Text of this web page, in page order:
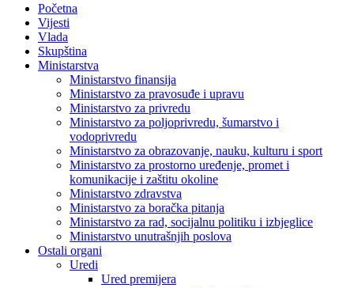
Početna
Vijesti
Vlada
Skupština
Ministarstva
Ministarstvo finansija
Ministarstvo za pravosuđe i upravu
Ministarstvo za privredu
Ministarstvo za poljoprivredu, šumarstvo i
vodoprivredu
Ministarstvo za obrazovanje, nauku, kulturu i sport
Ministarstvo za prostorno uređenje, promet i
komunikacije i zaštitu okoline
Ministarstvo zdravstva
Ministarstvo za boračka pitanja
Ministarstvo za rad, socijalnu politiku i izbjeglice
Ministarstvo unutrašnjih poslova
Ostali organi
Uredi
Ured premijera